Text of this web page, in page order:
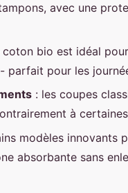
avec une
coton bio est idéal
parfait pour les
: les coupes
à
modèles innovants
absorbante sans